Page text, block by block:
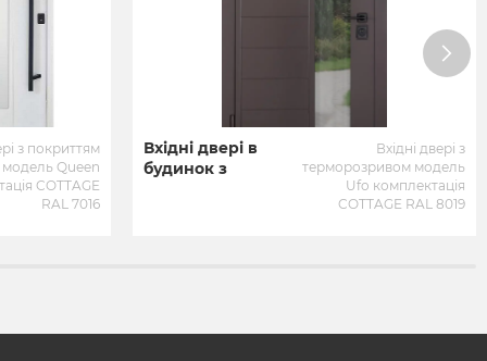
з покриттям
Queen
COTTAGE
RAL 7016
Вхідні двері в
будинок з
Вхідні двері з
терморозривом модель
Ufo комплектація
COTTAGE RAL 8019